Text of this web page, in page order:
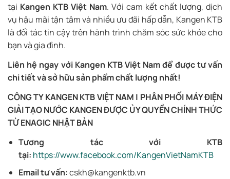
tại Kangen KTB Việt Nam. Với cam kết chất lượng, dịch
vụ hậu mãi tận tâm và nhiều ưu đãi hấp dẫn, Kangen KTB
là đối tác tin cậy trên hành trình chăm sóc sức khỏe cho
bạn và gia đình.
Liên hệ ngay với Kangen KTB Việt Nam để được tư vấn
chi tiết và sở hữu sản phẩm chất lượng nhất!
CÔNG TY KANGEN KTB VIỆT NAM | PHÂN PHỐI MÁY ĐIỆN
GIẢI TẠO NƯỚC KANGEN ĐƯỢC ỦY QUYỀN CHÍNH THỨC
TỪ ENAGIC NHẬT BẢN
Tương tác với KTB
tại: https://www.facebook.com/KangenVietNamKTB
Email tư vấn:cskh@kangenktb.vn